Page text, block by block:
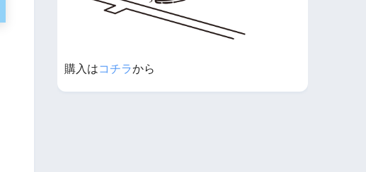
購入はコチラから